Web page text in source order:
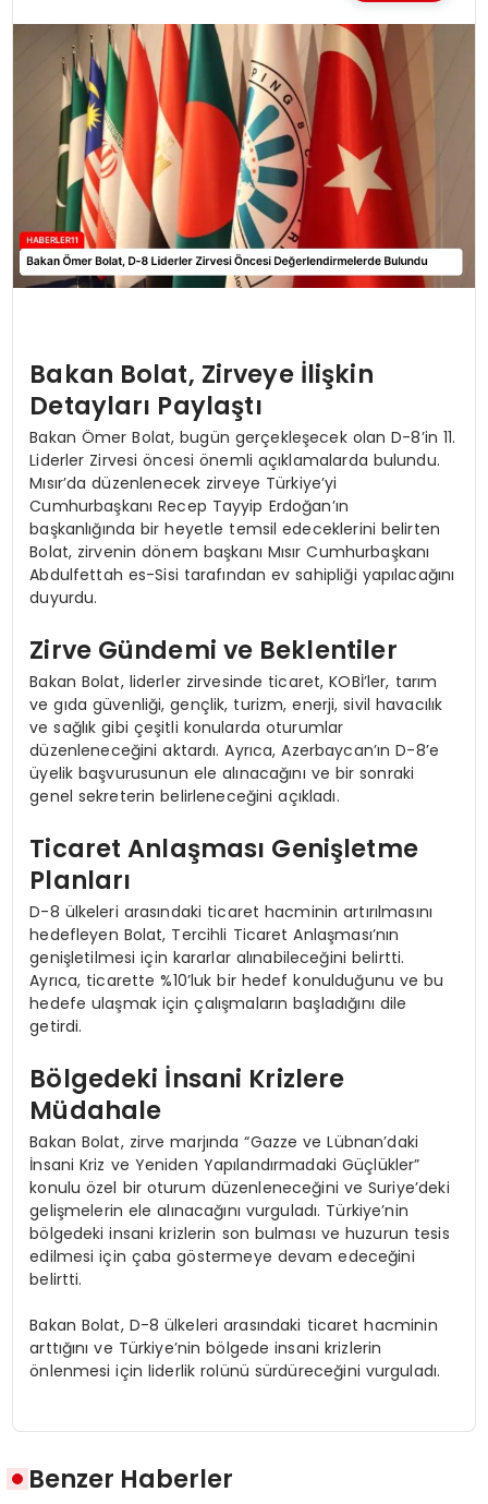
Bakan Bolat, Zirveye İlişkin
Detayları Paylaştı
Bakan Ömer Bolat, bugün gerçekleşecek olan D-8’in 11.
Liderler Zirvesi öncesi önemli açıklamalarda bulundu.
Mısır’da düzenlenecek zirveye Türkiye’yi
Cumhurbaşkanı Recep Tayyip Erdoğan’ın
başkanlığında bir heyetle temsil edeceklerini belirten
Bolat, zirvenin dönem başkanı Mısır Cumhurbaşkanı
Abdulfettah es-Sisi tarafından ev sahipliği yapılacağını
duyurdu.
Zirve Gündemi ve Beklentiler
Bakan Bolat, liderler zirvesinde ticaret, KOBİ’ler, tarım
ve gıda güvenliği, gençlik, turizm, enerji, sivil havacılık
ve sağlık gibi çeşitli konularda oturumlar
düzenleneceğini aktardı. Ayrıca, Azerbaycan’ın D-8’e
üyelik başvurusunun ele alınacağını ve bir sonraki
genel sekreterin belirleneceğini açıkladı.
Ticaret Anlaşması Genişletme
Planları
D-8 ülkeleri arasındaki ticaret hacminin artırılmasını
hedefleyen Bolat, Tercihli Ticaret Anlaşması’nın
genişletilmesi için kararlar alınabileceğini belirtti.
Ayrıca, ticarette %10’luk bir hedef konulduğunu ve bu
hedefe ulaşmak için çalışmaların başladığını dile
getirdi.
Bölgedeki İnsani Krizlere
Müdahale
Bakan Bolat, zirve marjında “Gazze ve Lübnan’daki
İnsani Kriz ve Yeniden Yapılandırmadaki Güçlükler”
konulu özel bir oturum düzenleneceğini ve Suriye’deki
gelişmelerin ele alınacağını vurguladı. Türkiye’nin
bölgedeki insani krizlerin son bulması ve huzurun tesis
edilmesi için çaba göstermeye devam edeceğini
belirtti.
Bakan Bolat, D-8 ülkeleri arasındaki ticaret hacminin
arttığını ve Türkiye’nin bölgede insani krizlerin
önlenmesi için liderlik rolünü sürdüreceğini vurguladı.
Benzer Haberler